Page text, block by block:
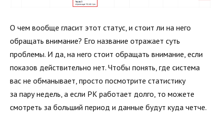
О чем вообще гласит этот статус, и стоит ли на него
обращать внимание? Его название отражает суть
проблемы. И да, на него стоит обращать внимание, если
показов действительно нет. Чтобы понять, где система
вас не обманывает, просто посмотрите статистику
за пару недель, а если РК работает долго, то можете
смотреть за больший период и данные будут куда четче.